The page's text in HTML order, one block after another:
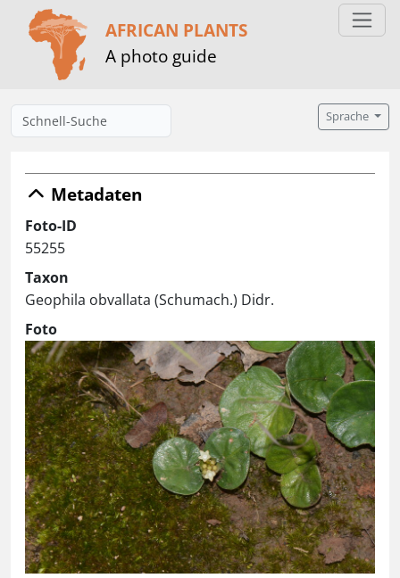
AFRICAN PLANTS
A photo guide
Sprache
Metadaten
Foto-ID
55255
Taxon
Geophila obvallata (Schumach.) Didr.
Foto